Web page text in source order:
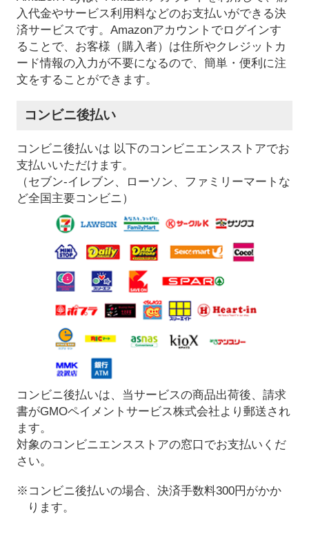
入代金やサービス利用料などのお支払いができる決
済サービスです。Amazonアカウントでログインす
ることで、お客様（購入者）は住所やクレジットカ
ード情報の入力が不要になるので、簡単・便利に注
文をすることができます。
コンビニ後払い
コンビニ後払いは 以下のコンビニエンスストアでお
支払いいただけます。
（セブン-イレブン、ローソン、ファミリーマートな
ど全国主要コンビニ）
コンビニ後払いは、当サービスの商品出荷後、請求
書がGMOペイメントサービス株式会社より郵送され
ます。
対象のコンビニエンスストアの窓口でお支払いくだ
さい。
※コンビニ後払いの場合、決済手数料300円がかか
ります。